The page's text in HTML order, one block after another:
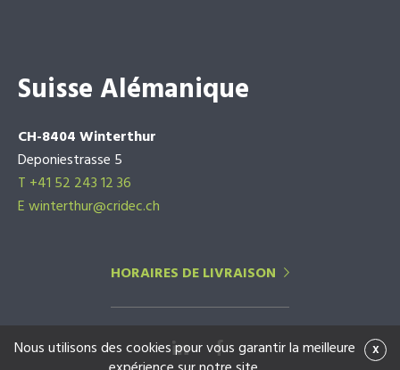
Suisse Alémanique
CH-8404 Winterthur
Deponiestrasse 5
T +41 52 243 12 36
E winterthur@cridec.ch
HORAIRES DE LIVRAISON
x
Nous utilisons des cookies pour vous garantir la meilleure